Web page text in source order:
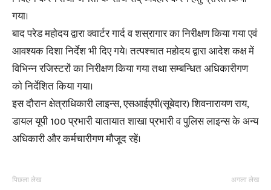
गया।
बाद परेड महोदय द्वारा क्वार्टर गार्द व शस्रागार का निरीक्षण किया गया एवं
आवश्यक दिशा निर्देश भी दिए गये। तत्पश्चात महोदय द्वारा आदेश कक्ष में
विभिन्न रजिस्टरों का निरीक्षण किया गया तथा सम्बन्धित अधिकारीगण
को निर्देशित किया गया।
इस दौरान क्षेत्राधिकारी लाइन्स, एसआईएपी(सूबेदार) शिवनारायण राय,
डायल यूपी 100 प्रभारी यातायात शाखा प्रभारी व पुलिस लाइन्स के अन्य
अधिकारी और कर्मचारीगण मौजूद रहें।
पिछला लेख अगला लेख